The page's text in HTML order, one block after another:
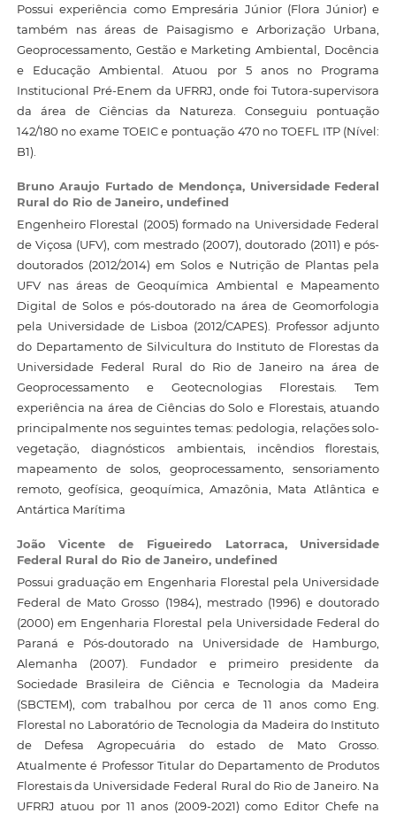
Possui experiência como Empresária Júnior (Flora Júnior) e
também nas áreas de Paisagismo e Arborização Urbana,
Geoprocessamento, Gestão e Marketing Ambiental, Docência
e Educação Ambiental. Atuou por 5 anos no Programa
Institucional Pré-Enem da UFRRJ, onde foi Tutora-supervisora
da área de Ciências da Natureza. Conseguiu pontuação
142/180 no exame TOEIC e pontuação 470 no TOEFL ITP (Nível:
B1).
Bruno Araujo Furtado de Mendonça, Universidade Federal
Rural do Rio de Janeiro, undefined
Engenheiro Florestal (2005) formado na Universidade Federal
de Viçosa (UFV), com mestrado (2007), doutorado (2011) e pós-
doutorados (2012/2014) em Solos e Nutrição de Plantas pela
UFV nas áreas de Geoquímica Ambiental e Mapeamento
Digital de Solos e pós-doutorado na área de Geomorfologia
pela Universidade de Lisboa (2012/CAPES). Professor adjunto
do Departamento de Silvicultura do Instituto de Florestas da
Universidade Federal Rural do Rio de Janeiro na área de
Geoprocessamento e Geotecnologias Florestais. Tem
experiência na área de Ciências do Solo e Florestais, atuando
principalmente nos seguintes temas: pedologia, relações solo-
vegetação, diagnósticos ambientais, incêndios florestais,
mapeamento de solos, geoprocessamento, sensoriamento
remoto, geofísica, geoquímica, Amazônia, Mata Atlântica e
Antártica Marítima
João Vicente de Figueiredo Latorraca, Universidade
Federal Rural do Rio de Janeiro, undefined
Possui graduação em Engenharia Florestal pela Universidade
Federal de Mato Grosso (1984), mestrado (1996) e doutorado
(2000) em Engenharia Florestal pela Universidade Federal do
Paraná e Pós-doutorado na Universidade de Hamburgo,
Alemanha (2007). Fundador e primeiro presidente da
Sociedade Brasileira de Ciência e Tecnologia da Madeira
(SBCTEM), com trabalhou por cerca de 11 anos como Eng.
Florestal no Laboratório de Tecnologia da Madeira do Instituto
de Defesa Agropecuária do estado de Mato Grosso.
Atualmente é Professor Titular do Departamento de Produtos
Florestais da Universidade Federal Rural do Rio de Janeiro. Na
UFRRJ atuou por 11 anos (2009-2021) como Editor Chefe na